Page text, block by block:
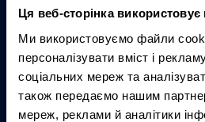
Ця веб-сторінка використовує
Ми використовуємо файли
персоналізувати вміст і
соціальних мереж та
також передаємо нашим
мереж, реклами й аналітики
Запитати AI про
ChatGPT
Claude
Business driven.